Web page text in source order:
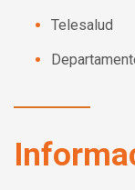
Telesalud